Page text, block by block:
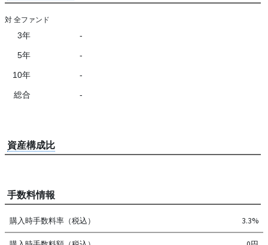
対 全ファンド
3年 -
5年 -
10年 -
総合 -
資産構成比
手数料情報
購入時手数料率（税込） 3.3%